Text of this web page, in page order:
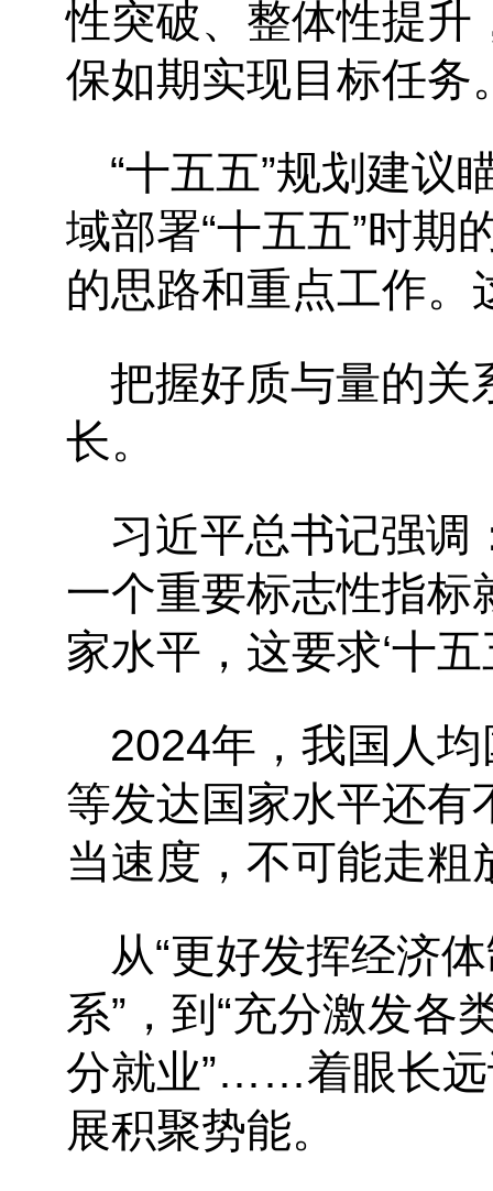
性突破、整体性提升
保如期实现目标任务
“十五五”规划建议
域部署“十五五”时期
的思路和重点工作。
把握好质与量的关
长。
习近平总书记强调
一个重要标志性指标
家水平，这要求‘十
2024年，我国人
等发达国家水平还有
当速度，不可能走
从“更好发挥经济
系”，到“充分激发各
分就业”……着眼长远
展积聚势能。